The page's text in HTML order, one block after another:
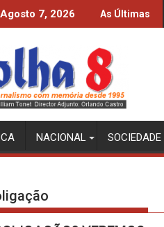
7, 2026 As Últimas
PRODUZIR PETRÓLEO E
NACIONAL SOCIEDADE